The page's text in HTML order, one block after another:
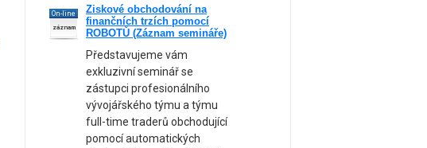
On-line
záznam
Ziskové obchodování na
finančních trzích pomocí
ROBOTŮ (Záznam semináře)
Představujeme vám
exkluzivní seminář se
zástupci profesionálního
vývojářského týmu a týmu
full-time traderů obchodující
pomocí automatických